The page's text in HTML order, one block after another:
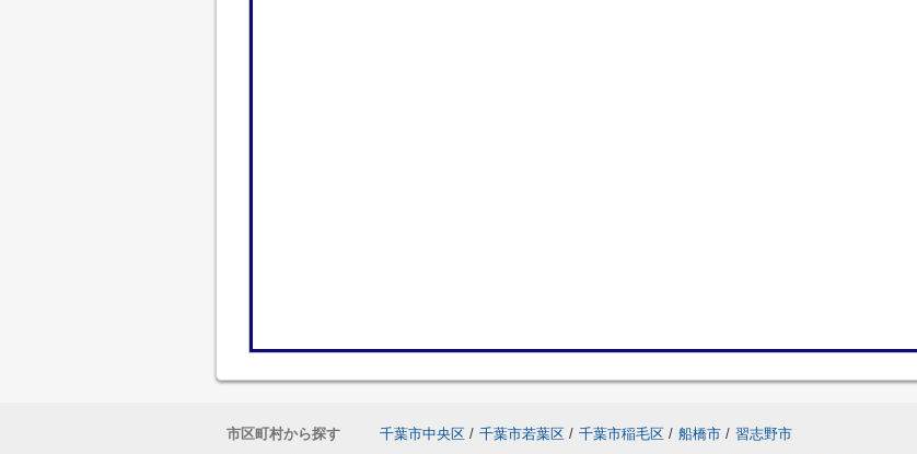
市区町村から探す 千葉市中央区 / 千葉市若葉区 / 千葉市稲毛区 / 船橋市 / 習志野市